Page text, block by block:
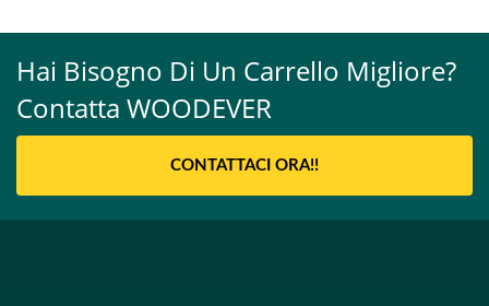
Hai Bisogno Di Un Carrello Migliore?
Contatta WOODEVER
CONTATTACI ORA!!